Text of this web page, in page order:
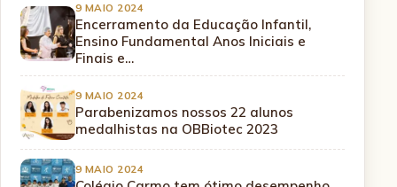
9 MAIO 2024
Encerramento da Educação Infantil,
Ensino Fundamental Anos Iniciais e
Finais e…
9 MAIO 2024
Parabenizamos nossos 22 alunos
medalhistas na OBBiotec 2023
9 MAIO 2024